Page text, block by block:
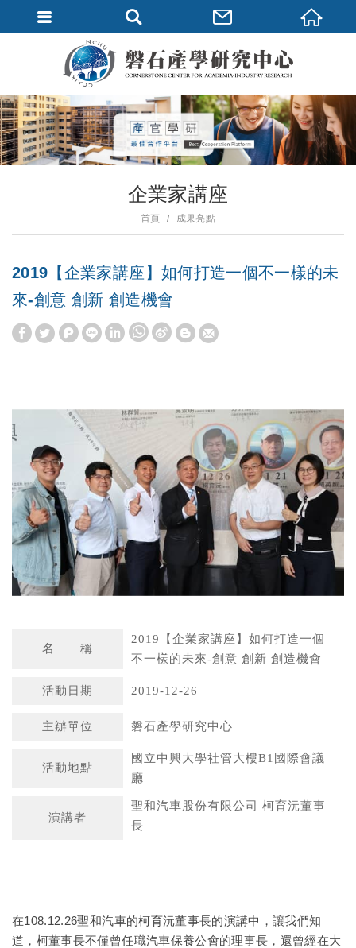
企業家講座
首頁 成果亮點
2019【企業家講座】如何打造一個不一樣的未
來-創意 創新 創造機會
a
t
A
p
p
n
W
e
i
b
o
名 稱
2019【企業家講座】如何打造一個
不一樣的未來-創意 創新 創造機會
活動日期 2019-12-26
主辦單位 磐石產學研究中心
活動地點
國立中興大學社管大樓B1國際會議
廳
演講者
聖和汽車股份有限公司 柯育沅董事
長
在108.12.26聖和汽車的柯育沅董事長的演講中，讓我們知
道，柯董事長不僅曾任職汽車保養公會的理事長，還曾經在大